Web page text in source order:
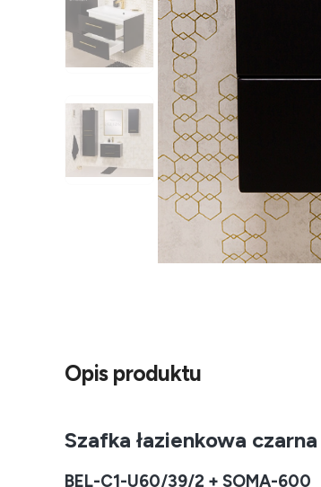
Opis produktu
Szafka łazienkowa
BEL-C1-U60/39/2 + SOMA-600